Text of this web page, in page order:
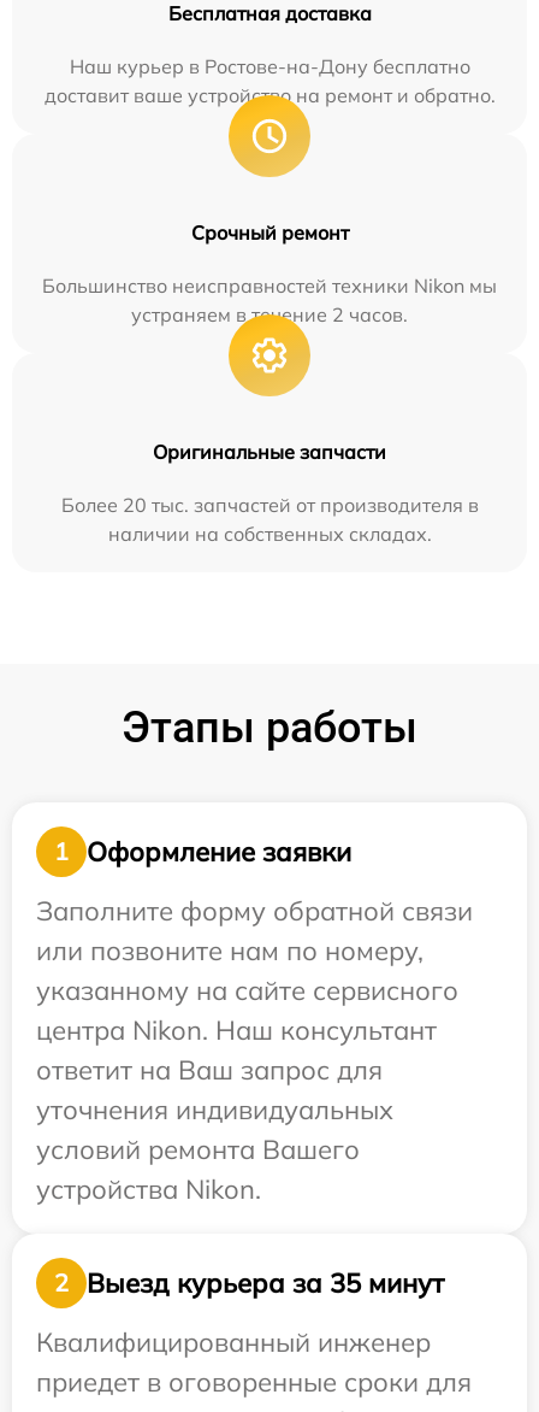
Бесплатная доставка
Наш курьер в Ростове-на-Дону бесплатно
доставит ваше устройство на ремонт и обратно.
Срочный ремонт
Большинство неисправностей техники Nikon мы
устраняем в течение 2 часов.
Оригинальные запчасти
Более 20 тыс. запчастей от производителя в
наличии на собственных складах.
Этапы работы
1
Оформление заявки
Заполните форму обратной связи
или позвоните нам по номеру,
указанному на сайте сервисного
центра Nikon. Наш консультант
ответит на Ваш запрос для
уточнения индивидуальных
условий ремонта Вашего
устройства Nikon.
2
Выезд курьера за 35 минут
Квалифицированный инженер
приедет в оговоренные сроки для